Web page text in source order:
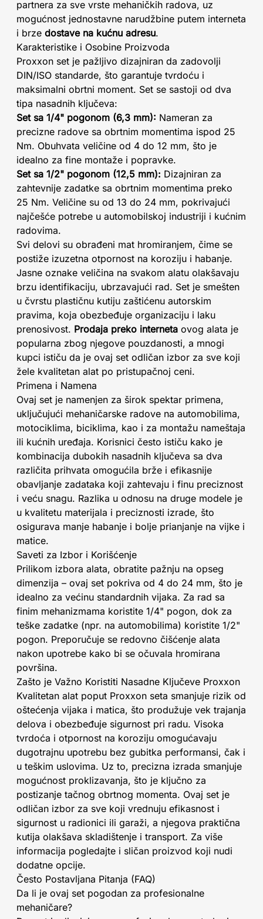
partnera za sve vrste mehaničkih radova, uz
mogućnost jednostavne narudžbine putem interneta
i brze dostave na kućnu adresu.
Karakteristike i Osobine Proizvoda
Proxxon set je pažljivo dizajniran da zadovolji
DIN/ISO standarde, što garantuje tvrdoću i
maksimalni obrtni moment. Set se sastoji od dva
tipa nasadnih ključeva:
Set sa 1/4" pogonom (6,3 mm): Nameran za
precizne radove sa obrtnim momentima ispod 25
Nm. Obuhvata veličine od 4 do 12 mm, što je
idealno za fine montaže i popravke.
Set sa 1/2" pogonom (12,5 mm): Dizajniran za
zahtevnije zadatke sa obrtnim momentima preko
25 Nm. Veličine su od 13 do 24 mm, pokrivajući
najčešće potrebe u automobilskoj industriji i kućnim
radovima.
Svi delovi su obrađeni mat hromiranjem, čime se
postiže izuzetna otpornost na koroziju i habanje.
Jasne oznake veličina na svakom alatu olakšavaju
brzu identifikaciju, ubrzavajući rad. Set je smešten
u čvrstu plastičnu kutiju zaštićenu autorskim
pravima, koja obezbeđuje organizaciju i laku
prenosivost. Prodaja preko interneta ovog alata je
popularna zbog njegove pouzdanosti, a mnogi
kupci ističu da je ovaj set odličan izbor za sve koji
žele kvalitetan alat po pristupačnoj ceni.
Primena i Namena
Ovaj set je namenjen za širok spektar primena,
uključujući mehaničarske radove na automobilima,
motociklima, biciklima, kao i za montažu nameštaja
ili kućnih uređaja. Korisnici često ističu kako je
kombinacija dubokih nasadnih ključeva sa dva
različita prihvata omogućila brže i efikasnije
obavljanje zadataka koji zahtevaju i finu preciznost
i veću snagu. Razlika u odnosu na druge modele je
u kvalitetu materijala i preciznosti izrade, što
osigurava manje habanje i bolje prianjanje na vijke i
matice.
Saveti za Izbor i Korišćenje
Prilikom izbora alata, obratite pažnju na opseg
dimenzija – ovaj set pokriva od 4 do 24 mm, što je
idealno za većinu standardnih vijaka. Za rad sa
finim mehanizmama koristite 1/4" pogon, dok za
teške zadatke (npr. na automobilima) koristite 1/2"
pogon. Preporučuje se redovno čišćenje alata
nakon upotrebe kako bi se očuvala hromirana
površina.
Zašto je Važno Koristiti Nasadne Ključeve Proxxon
Kvalitetan alat poput Proxxon seta smanjuje rizik od
oštećenja vijaka i matica, što produžuje vek trajanja
delova i obezbeđuje sigurnost pri radu. Visoka
tvrdoća i otpornost na koroziju omogućavaju
dugotrajnu upotrebu bez gubitka performansi, čak i
u teškim uslovima. Uz to, precizna izrada smanjuje
mogućnost proklizavanja, što je ključno za
postizanje tačnog obrtnog momenta. Ovaj set je
odličan izbor za sve koji vrednuju efikasnost i
sigurnost u radionici ili garaži, a njegova praktična
kutija olakšava skladištenje i transport. Za više
informacija pogledajte i sličan proizvod koji nudi
dodatne opcije.
Često Postavljana Pitanja (FAQ)
Da li je ovaj set pogodan za profesionalne
mehaničare?